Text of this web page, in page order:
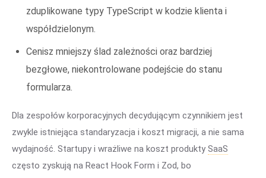
zduplikowane typy TypeScript w kodzie klienta i
współdzielonym.
Cenisz mniejszy ślad zależności oraz bardziej
bezgłowe, niekontrolowane podejście do stanu
formularza.
Dla zespołów korporacyjnych decydującym czynnikiem jest
zwykle istniejąca standaryzacja i koszt migracji, a nie sama
wydajność. Startupy i wrażliwe na koszt produkty SaaS
często zyskują na React Hook Form i Zod, bo